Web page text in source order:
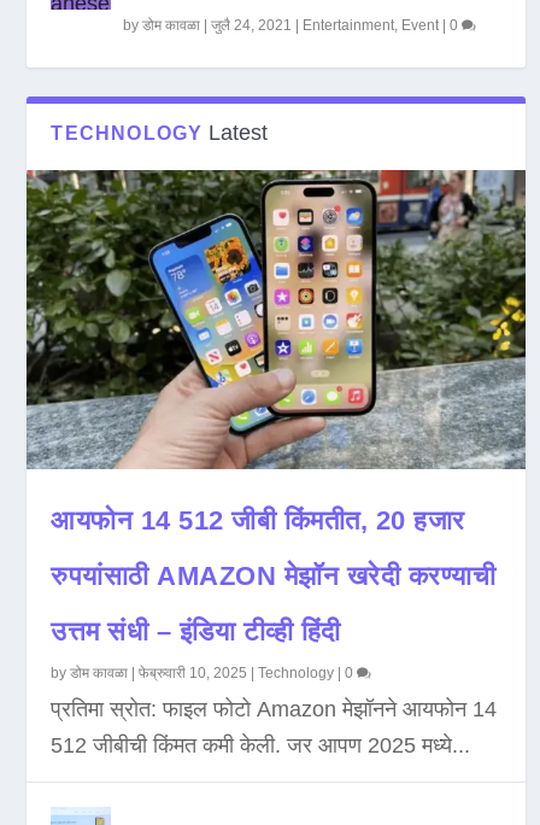
byडोम कावळा |जुलै 24, 2021 Entertainment, Event|0
TECHNOLOGY Latest
आयफोन 14 512 जीबी किंमतीत, 20 हजार
रुपयांसाठी AMAZON मेझॉन खरेदी करण्याची
उत्तम संधी – इंडिया टीव्ही हिंदी
byडोम कावळा |फेब्रुवारी 10, 2025 |Technology |0
प्रतिमा स्रोत: फाइल फोटो Amazon मेझॉनने आयफोन 14
512 जीबीची किंमत कमी केली. जर आपण 2025 मध्ये...